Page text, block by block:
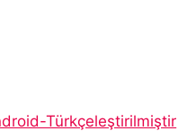
Türkçeleştirilmiştir